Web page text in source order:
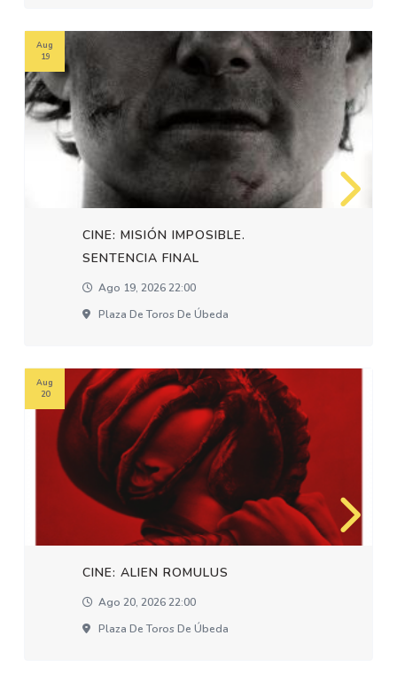
CINE: MISIÓN IMPOSIBLE.
SENTENCIA FINAL
Ago 19, 2026 22:00
Plaza De Toros De Úbeda
Aug
19
CINE: ALIEN ROMULUS
Ago 20, 2026 22:00
Plaza De Toros De Úbeda
Aug
20